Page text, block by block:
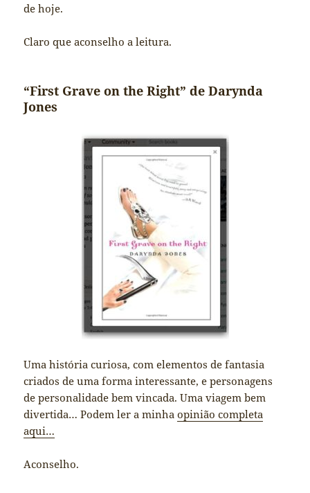
de hoje.
Claro que aconselho a leitura.
“First Grave on the Right” de Darynda
Jones
Uma história curiosa, com elementos de fantasia
criados de uma forma interessante, e personagens
de personalidade bem vincada. Uma viagem bem
divertida… Podem ler a minhaopinião completa
aqui…
Aconselho.